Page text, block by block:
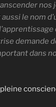
nos
le nom
demande
dans